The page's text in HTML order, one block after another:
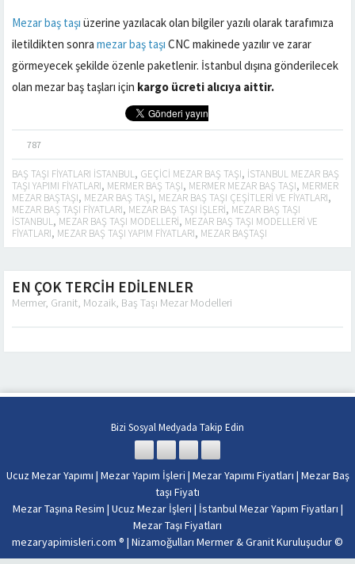
Mezar baş taşı üzerine yazılacak olan bilgiler yazılı olarak tarafımıza
iletildikten sonra mezar baş taşı CNC makinede yazılır ve zarar
görmeyecek şekilde özenle paketlenir. İstanbul dışına gönderilecek
olan mezar baş taşları için kargo ücreti alıcıya aittir.
787
BAŞ TAŞI FIYATLARI ISTANBUL, GEÇICI MEZAR BAŞ TAŞI, ISTANBUL MEZAR BAŞ
TAŞI YAPIMI FIYATLARI, MERMER BAŞ TAŞI, MERMER MEZAR BAŞ TAŞI, MERMER
MEZAR BAŞTAŞI, MEZAR BAŞ TAŞI, MEZAR BAŞ TAŞI ÇEŞITLERI VE FIYATLARI,
MEZAR BAŞ TAŞI FIYATLARI, MEZAR BAŞ TAŞI IŞLERI, MEZAR BAŞ TAŞI
ISTANBUL, MEZAR BAŞ TAŞI MODELLERI, MEZAR BAŞ TAŞI MODELLERI VE
FIYATLARI, MEZAR BAŞ TAŞI YAPIM FIYATLARI, MEZAR BAŞTAŞI
EN ÇOK TERCİH EDİLENLER
Mermer, Granit, Mozaik, Baş Taşı Mezar Modelleri
Bizi Sosyal Medyada Takip Edin
Ucuz Mezar Yapımı | Mezar Yapım İşleri | Mezar Yapımı Fiyatları | Mezar Baş
taşı Fiyatı
Mezar Taşına Resim | Ucuz Mezar İşleri | İstanbul Mezar Yapım Fiyatları |
Mezar Taşı Fiyatları
mezaryapimisleri.com ® | Nizamoğulları Mermer & Granit Kuruluşudur©